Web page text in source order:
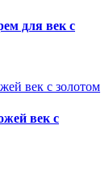
для век с
век с